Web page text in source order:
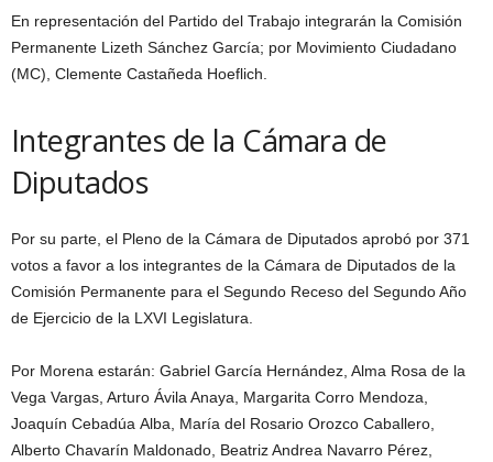
En representación del Partido del Trabajo integrarán la Comisión
Permanente Lizeth Sánchez García; por Movimiento Ciudadano
(MC), Clemente Castañeda Hoeflich.
Integrantes de la Cámara de
Diputados
Por su parte, el Pleno de la Cámara de Diputados aprobó por 371
votos a favor a los integrantes de la Cámara de Diputados de la
Comisión Permanente para el Segundo Receso del Segundo Año
de Ejercicio de la LXVI Legislatura.
Por Morena estarán: Gabriel García Hernández, Alma Rosa de la
Vega Vargas, Arturo Ávila Anaya, Margarita Corro Mendoza,
Joaquín Cebadúa Alba, María del Rosario Orozco Caballero,
Alberto Chavarín Maldonado, Beatriz Andrea Navarro Pérez,